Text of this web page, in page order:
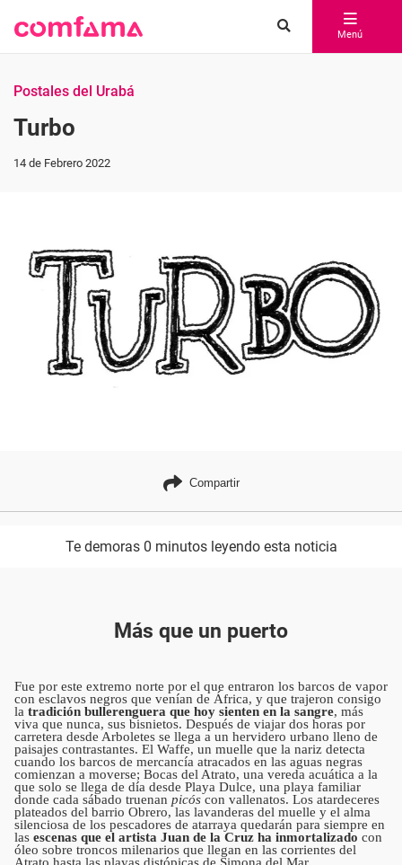
Menú
Postales del Urabá
Turbo
14 de Febrero 2022
Compartir
Te demoras 0 minutos leyendo esta noticia
Más que un puerto
Fue por este extremo norte por el que entraron los barcos de vapor
con esclavos negros que venían de África, y que trajeron consigo
la tradición bullerenguera que hoy sienten en la sangre, más
viva que nunca, sus bisnietos. Después de viajar dos horas por
carretera desde Arboletes se llega a un hervidero urbano lleno de
paisajes contrastantes. El Waffe, un muelle que la nariz detecta
cuando los barcos de mercancía atracados en las aguas negras
comienzan a moverse; Bocas del Atrato, una vereda acuática a la
que solo se llega de día desde Playa Dulce, una playa familiar
donde cada sábado truenan picós con vallenatos. Los atardeceres
plateados del barrio Obrero, las lavanderas del muelle y el alma
silenciosa de los pescadores de atarraya quedarán para siempre en
las escenas que el artista Juan de la Cruz ha inmortalizado con
óleo sobre troncos milenarios que llegan en las corrientes del